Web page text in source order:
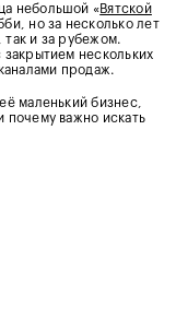
небольшой «Вятской
но за несколько лет
так и за рубежом.
закрытием нескольких
продаж.
маленький бизнес,
почему важно искать